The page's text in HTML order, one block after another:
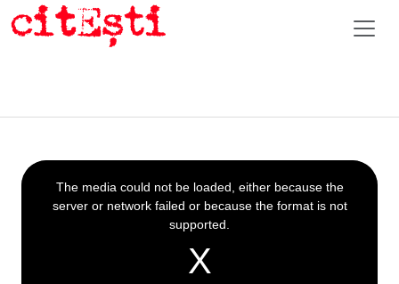
This
is
a
The media could not be loaded, either because the
server or network failed or because the format is not
supported.